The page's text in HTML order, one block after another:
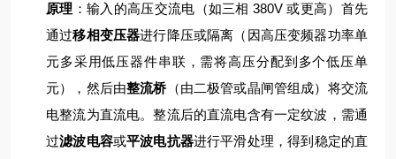
原理 ： 输入的高压交流电（如三相 380V 或更高）首先
通过移相变压器进行降压或隔离（因高压变频器功率单
元多采用低压器件串联，需将高压分配到多个低压单
元），然后由整流桥（由二极管或晶闸管组成）将交流
电整流为直流电。整流后的直流电含有一定纹波，需通
过滤波电容或平波电抗器进行平滑处理，得到稳定的直